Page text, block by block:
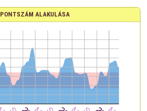
PONTSZÁM ALAKULÁSA